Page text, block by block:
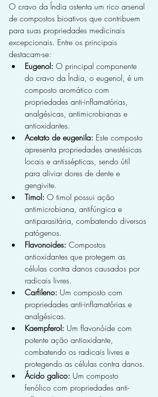
O cravo da Índia ostenta um rico arsenal
de compostos bioativos que contribuem
para suas propriedades medicinais
excepcionais. Entre os principais
destacam-se:
Eugenol: O principal componente
do cravo da Índia, o eugenol, é um
composto aromático com
propriedades anti-inflamatórias,
analgésicas, antimicrobianas e
antioxidantes.
Acetato de eugenila: Este composto
apresenta propriedades anestésicas
locais e antissépticas, sendo útil
para aliviar dores de dente e
gengivite.
Timol: O timol possui ação
antimicrobiana, antifúngica e
antiparasitária, combatendo diversos
patógenos.
Flavonoides: Compostos
antioxidantes que protegem as
células contra danos causados ​​por
radicais livres.
Carfileno: Um composto com
propriedades anti-inflamatórias e
analgésicas.
Kaempferol: Um flavonóide com
potente ação antioxidante,
combatendo os radicais livres e
protegendo as células contra danos.
Ácido galico: Um composto
fenólico com propriedades anti-